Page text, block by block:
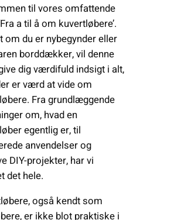
til vores omfattende
a til å om kuvertløbere’.
om du er nybegynder eller
borddækker, vil denne
dig værdifuld indsigt i alt,
er værd at vide om
Fra grundlæggende
om, hvad en
egentlig er, til
anvendelser og
DIY-projekter, har vi
det hele.
også kendt som
er ikke blot praktiske i